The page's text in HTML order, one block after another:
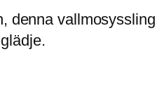
denna